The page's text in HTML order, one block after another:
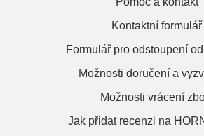
Kontaktní formulář
Formulář pro odstoupení
Možnosti doručení a
Možnosti vrácení
Jak přidat recenzi na